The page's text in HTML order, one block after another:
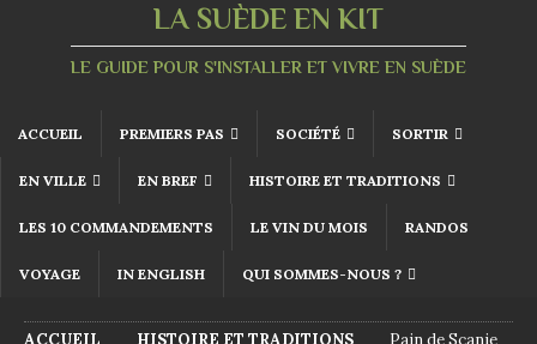
LA SUÈDE EN KIT
LE GUIDE POUR S'INSTALLER ET VIVRE EN SUÈDE
ACCUEIL PREMIERS PAS SOCIÉTÉ SORTIR
EN VILLE EN BREF HISTOIRE ET TRADITIONS
LES 10 COMMANDEMENTS LE VIN DU MOIS RANDOS
VOYAGE IN ENGLISH QUI SOMMES-NOUS ?
ACCUEIL HISTOIRE ET TRADITIONS
Pain de Scanie